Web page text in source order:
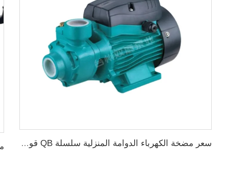
سعر مضخة الكهرباء الدوامة المنزلية سلسلة QB قوة 0.37KW 0.5 حصان مضخة محيطيةQB60